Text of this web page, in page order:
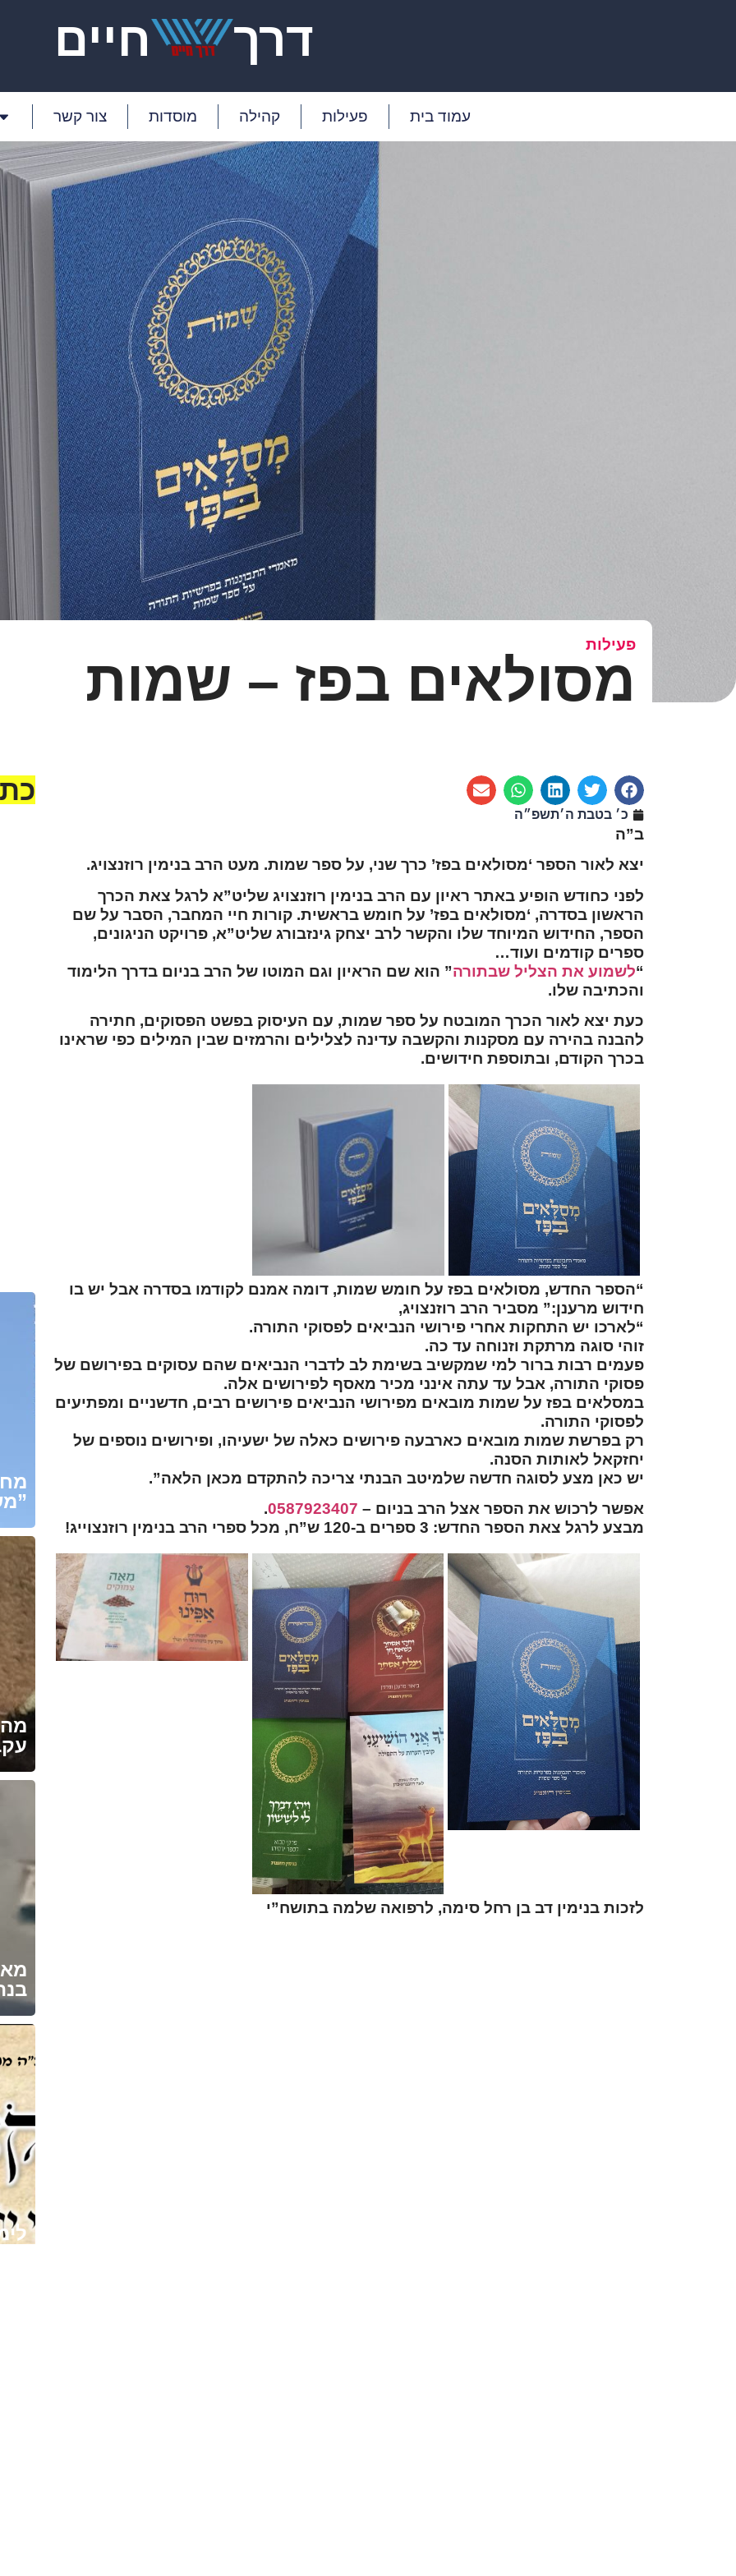
חיים דרך
צור קשר מוסדות קהילה פעילות עמוד בית
פעילות
מסולאים בפז – שמות
משיח”
כ׳ בטבת ה׳תשפ״ה
ב”ה
יצא לאור הספר ‘מסולאים בפז’ כרך שני, על ספר שמות. מעט הרב בנימין רוזנצויג.
לפני כחודש הופיע באתר ראיון עם הרב בנימין רוזנצויג שליט”א לרגל צאת הכרך
הראשון בסדרה, ‘מסולאים בפז’ על חומש בראשית. קורות חיי המחבר, הסבר על שם
הספר, החידוש המיוחד שלו והקשר לרב יצחק גינזבורג שליט”א, פרויקט הניגונים,
ספרים קודמים ועוד…
“לשמוע את הצליל שבתורה” הוא שם הראיון וגם המוטו של הרב בניום בדרך הלימוד
והכתיבה שלו.
כעת יצא לאור הכרך המובטח על ספר שמות, עם העיסוק בפשט הפסוקים, חתירה
להבנה בהירה עם מסקנות והקשבה עדינה לצלילים והרמזים שבין המילים כפי שראינו
בכרך הקודם, ובתוספת חידושים.
“הספר החדש, מסולאים בפז על חומש שמות, דומה אמנם לקודמו בסדרה אבל יש בו
חידוש מרענן:” מסביר הרב רוזנצויג,
“לארכו יש התחקות אחרי פירושי הנביאים לפסוקי התורה.
זוהי סוגה מרתקת וזנוחה עד כה.
פעמים רבות ברור למי שמקשיב בשימת לב לדברי הנביאים שהם עסוקים בפירושם של
פסוקי התורה, אבל עד עתה אינני מכיר מאסף לפירושים אלה.
במסלאים בפז על שמות מובאים מפירושי הנביאים פירושים רבים, חדשניים ומפתיעים
לפסוקי התורה.
רק בפרשת שמות מובאים כארבעה פירושים כאלה של ישעיהו, ופירושים נוספים של
יחזקאל לאותות הסנה.
יש כאן מצע לסוגה חדשה שלמיטב הבנתי צריכה להתקדם מכאן הלאה”.
אפשר לרכוש את הספר אצל הרב בניום – 0587923407
.
מבצע לרגל צאת הספר החדש: 3 ספרים ב-120 ש”ח, מכל ספרי הרב בנימין רוזנצוייג!
לזכות בנימין דב בן רחל סימה, לרפואה שלמה בתושח”י